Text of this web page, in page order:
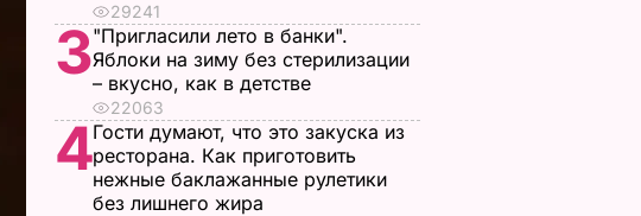
29241
3"Пригласили лето в банки".
Яблоки на зиму без стерилизации
– вкусно, как в детстве
22063
4Гости думают, что это закуска из
ресторана. Как приготовить
нежные баклажанные рулетики
без лишнего жира